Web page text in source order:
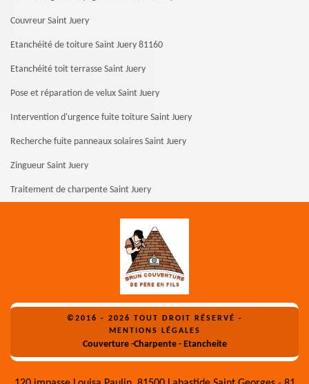
Couvreur Saint Juery
Etanchéité de toiture Saint Juery 81160
Etanchéité toit terrasse Saint Juery
Pose et réparation de velux Saint Juery
Intervention d'urgence fuite toiture Saint Juery
Recherche fuite panneaux solaires Saint Juery
Zingueur Saint Juery
Traitement de charpente Saint Juery
©2016 - 2026 TOUT DROIT RÉSERVÉ -
MENTIONS LÉGALES
Couverture -Charpente - Etancheite